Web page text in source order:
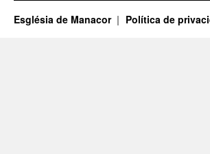
Església de Manacor Política de